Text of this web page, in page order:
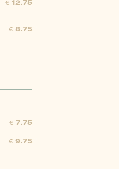
€ 12.75
€ 8.75
€ 7.75
€ 9.75